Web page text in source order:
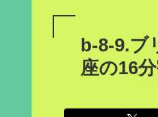
b-8-9.ブ
座の16